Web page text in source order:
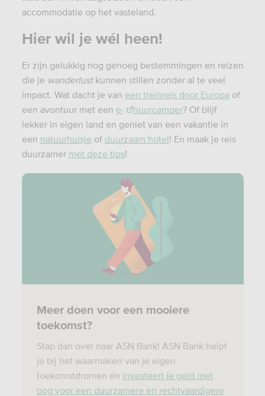
accommodatie op het vasteland.
Hier wil je wél heen!
Er zijn gelukkig nog genoeg bestemmingen en reizen
die je wanderlust kunnen stillen zonder al te veel
impact. Wat dacht je van een treinreis door Europa of
een avontuur met een e- huurcamper? Of blijf
lekker in eigen land en geniet van een vakantie in
een natuurhuisje of duurzaam hotel! En maak je reis
duurzamer met deze tips!
Meer doen voor een mooiere
toekomst?
Stap dan over naar ASN Bank! ASN Bank helpt
je bij het waarmaken van je eigen
toekomstdromen én investeert je geld met
oog voor een duurzamere en rechtvaardigere